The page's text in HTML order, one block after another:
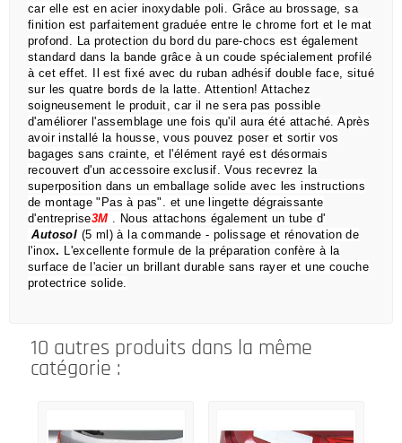
car elle est en acier inoxydable poli. Grâce au brossage, sa
finition est parfaitement graduée entre le chrome fort et le mat
profond.
La protection du bord du pare-chocs est également
standard dans la bande grâce à un coude spécialement profilé
à cet effet.
Il est fixé avec du ruban adhésif double face, situé
sur les quatre bords de la latte. Attention!Attachez
soigneusement le produit, car il ne sera pas possible
d'améliorer l'assemblage une fois qu'il aura été attaché.Après
avoir installé la housse, vous pouvez poser et sortir vos
bagages sans crainte, et l'élément rayé est désormais
recouvert d'un accessoire exclusif.Vous recevrez la
superposition dans un emballage solide avec les instructions
de montage "Pas à pas". et une lingette dégraissante
d'entreprise3M
Nous attachons également un tube d'
Autosol (5 ml) à la commande - polissage et rénovation de
l'inox.
L'excellente formule de la préparation confère à la
surface de l'acier un brillant durable sans rayer et une couche
protectrice solide.
10 autres produits dans la même
catégorie :